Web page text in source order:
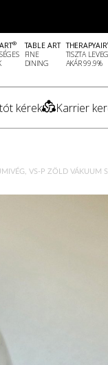
®
TABLE ART
FINE
DINING
THERAPYAIR
TISZTA
AKÁR 99.9%
kérek Karrier
VS-P ZÖLD VÁKUUM